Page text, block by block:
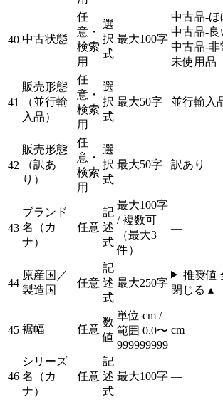
40 中古状態
任
意・
検索
用
選
択
式
最大100字
中古品-ほ
中古品-良
中古品-非
未使用品
41
販売形態
（並行輸
入品）
任
意・
検索
用
選
択
式
最大50字 並行輸入
42
販売形態
（訳あ
り）
任
意・
検索
用
選
択
式
最大50字 訳あり
43
ブランド
名（カ
ナ）
任意
記
述
式
最大100字
/ 複数可
（最大3
件）
—
44
原産国／
製造国
任意
記
述
式
最大250字
推奨値
閉じる ▴
45 裾幅 任意
数
値
単位 cm /
範囲 0.0〜
999999999
cm
46
シリーズ
名（カ
ナ）
任意
記
述
式
最大100字 —